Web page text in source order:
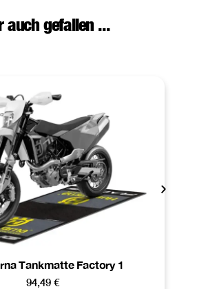
auch gefallen ...
Tankmatte Factory 1
94,49 €